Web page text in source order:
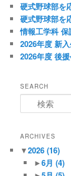
硬式野球部を
硬式野球部を
情報工学科
2026年度 新
2026年度 後
SEARCH
索
ARCHIVES
▼2026(16)
►6月 (4)